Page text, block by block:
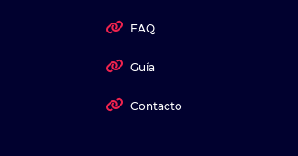
FAQ
Guía
Contacto